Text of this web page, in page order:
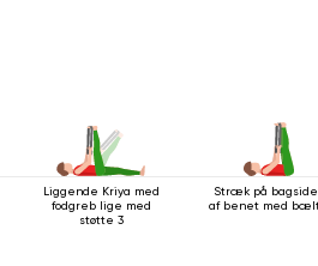
Liggende Kriya med
fodgreb lige med
støtte 3
Stræk på
af ​​benet med